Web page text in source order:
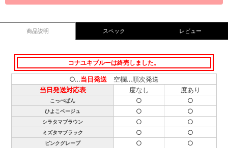
商品説明 スペック レビュー
コナユキブルーは終売しました。
○…当日発送 空欄…順次発送
当日発送対応表
度なし 度あり
こっぺぱん ○ ○
ひよこベージュ ○ ○
シラタマブラウン ○ ○
ミズタマブラック ○ ○
ピンクグレープ ○
○